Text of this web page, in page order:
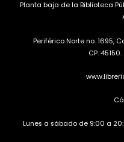
Planta baja de la Biblioteca
Periférico Norte no. 1695,
CP.
Lunes a sábado de 9:00 a